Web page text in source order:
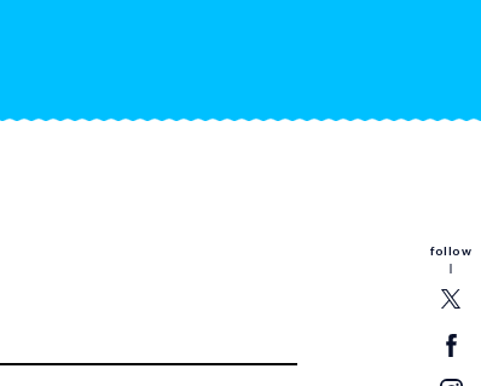
follow